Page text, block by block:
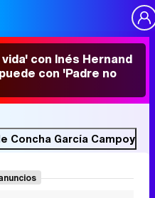
con Inés Hernand
con 'Padre no
Concha García Campoy